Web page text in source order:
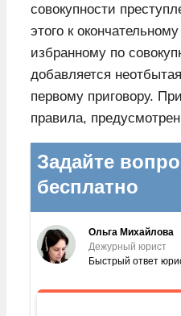
совокупности
этого к
избранному по
добавляется
первому приговору.
правила,